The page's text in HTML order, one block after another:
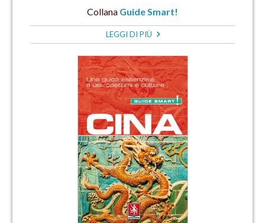
Collana Guide Smart!
LEGGI DI PIÙ